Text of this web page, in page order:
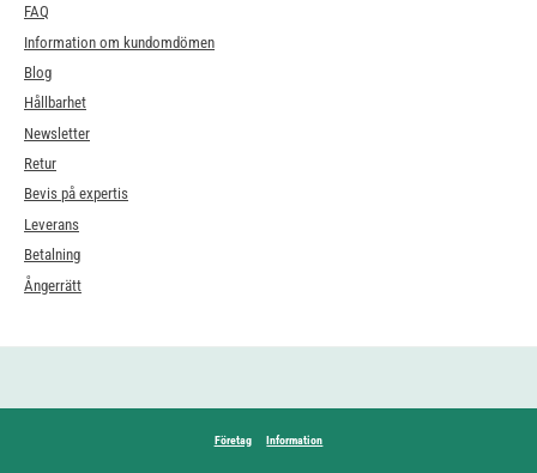
FAQ
Information om kundomdömen
Blog
Hållbarhet
Newsletter
Retur
Bevis på expertis
Leverans
Betalning
Ångerrätt
Företag Information